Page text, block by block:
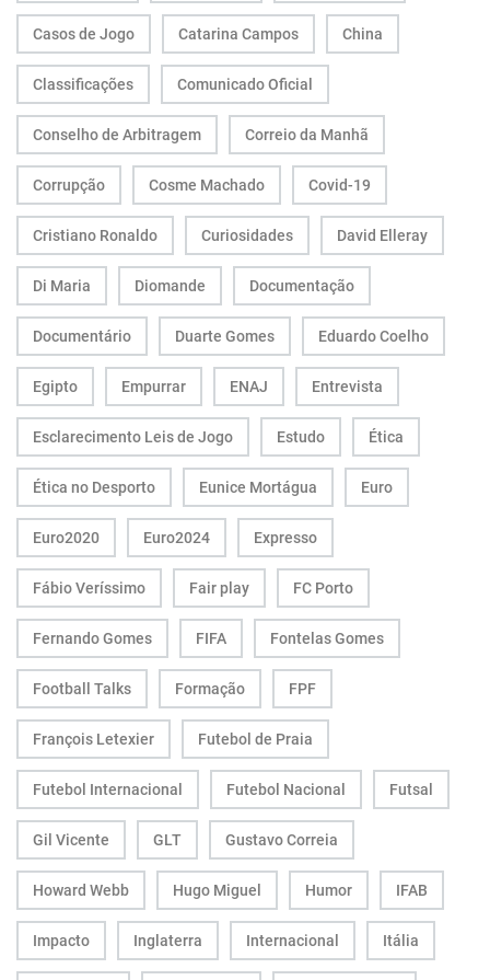
Casos de Jogo Catarina Campos China
Classificações Comunicado Oficial
Conselho de Arbitragem Correio da Manhã
Corrupção Cosme Machado Covid-19
Cristiano Ronaldo Curiosidades David Elleray
Di Maria Diomande Documentação
Documentário Duarte Gomes Eduardo Coelho
Egipto Empurrar ENAJ Entrevista
Esclarecimento Leis de Jogo Estudo Ética
Ética no Desporto Eunice Mortágua Euro
Euro2020 Euro2024 Expresso
Fábio Veríssimo Fair play FC Porto
Fernando Gomes FIFA Fontelas Gomes
Football Talks Formação FPF
François Letexier Futebol de Praia
Futebol Internacional Futebol Nacional Futsal
Gil Vicente GLT Gustavo Correia
Howard Webb Hugo Miguel Humor IFAB
Impacto Inglaterra Internacional Itália